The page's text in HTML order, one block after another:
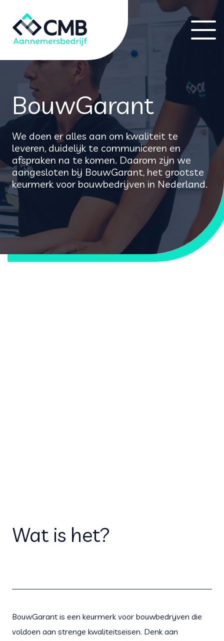
BouwGarant
We doen er alles aan om kwaliteit te
leveren, duidelijk te communiceren en
afspraken na te komen. Daarom zijn we
aangesloten bij BouwGarant, het grootste
keurmerk voor bouwbedrijven in Nederland.
Wat is het?
BouwGarant is een keurmerk voor bouwbedrijven die
voldoen aan strenge kwaliteitseisen. Denk aan